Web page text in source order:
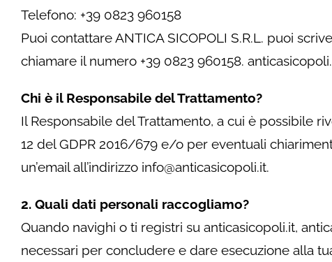
Telefono: +39 0823 960158
Puoi contattare ANTICA SICOPOLI S.R.L. puoi
chiamare il numero +39 0823 960158.
Chi è il Responsabile del Trattamento?
Il Responsabile del Trattamento, a cui è possibile
12 del GDPR 2016/679 e/o per eventuali
un’email all’indirizzo info@anticasicopoli.it.
2. Quali dati personali raccogliamo?
Quando navighi o ti registri su anticasicopoli.it,
necessari per concludere e dare esecuzione alla